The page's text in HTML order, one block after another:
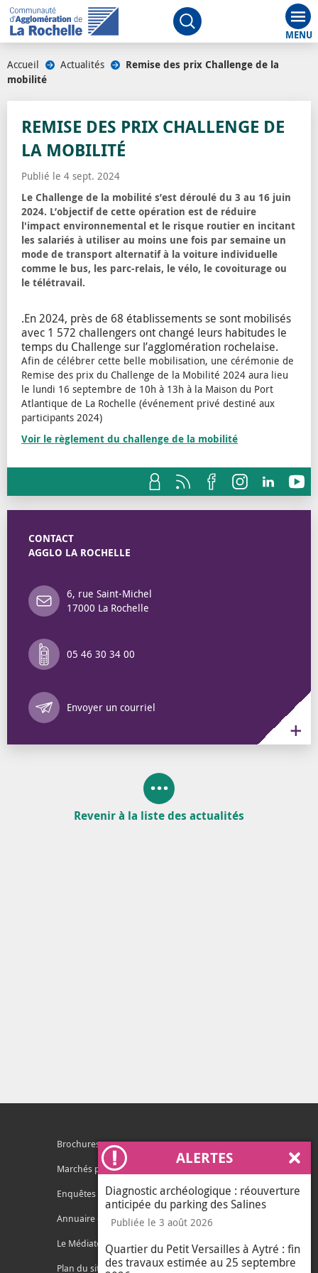
ALERTES
Diagnostic archéologique : réouverture
anticipée du parking des Salines
Publiée le 3 août 2026
Quartier du Petit Versailles à Aytré : fin
des travaux estimée au 25 septembre
Ouvrir le moteur de
Accueil Actualités
Remise des prix Challenge de la
mobilité
REMISE DES PRIX CHALLENGE DE
LA MOBILITÉ
Publié le 4 sept. 2024
Le Challenge de la mobilité s’est déroulé du 3 au 16 juin
2024. L’objectif de cette opération est de réduire
l'impact environnemental et le risque routier en incitant
les salariés à utiliser au moins une fois par semaine un
mode de transport alternatif à la voiture individuelle
comme le bus, les parc-relais, le vélo, le covoiturage ou
le télétravail.
.En 2024, près de 68 établissements se sont mobilisés
avec 1 572 challengers ont changé leurs habitudes le
temps du Challenge sur l’agglomération rochelaise.
Afin de célébrer cette belle mobilisation, une cérémonie de
Remise des prix du Challenge de la Mobilité 2024 aura lieu
le lundi 16 septembre de 10h à 13h à la Maison du Port
Atlantique de La Rochelle (événement privé destiné aux
participants 2024)
Voir le règlement du challenge de la mobilité
CONTACT
AGGLO LA ROCHELLE
6, rue Saint-Michel
17000 La Rochelle
05 46 30 34 00
Envoyer un courriel
Annuaire
Revenir à la liste des actualités
Brochures
Marchés publics
Enquêtes publiques
Annuaire des services
Le Médiateur de l'Agglo
Plan du site